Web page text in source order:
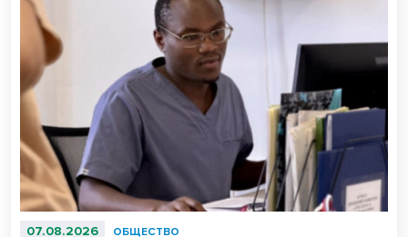
07.08.2026 ОБЩЕСТВО